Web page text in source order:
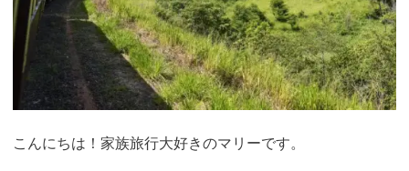
こんにちは！家族旅行大好きのマリーです。